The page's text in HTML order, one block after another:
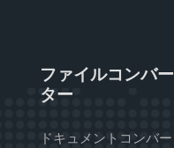
ファイルコンバー
ター
ドキュメントコンバー